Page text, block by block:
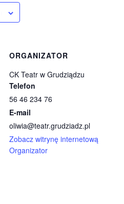
ORGANIZATOR
CK Teatr w Grudziądzu
Telefon
56 46 234 76
E-mail
oliwia@teatr.grudziadz.pl
Zobacz witrynę internetową
Organizator